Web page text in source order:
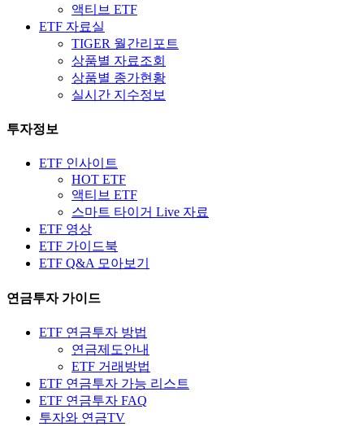
액티브 ETF
ETF 자료실
TIGER 월간리포트
상품별 자료조회
상품별 종가현황
실시간 지수정보
투자정보
ETF 인사이트
HOT ETF
액티브 ETF
스마트 타이거 Live 자료
ETF 영상
ETF 가이드북
ETF Q&A 모아보기
연금투자 가이드
ETF 연금투자 방법
연금제도안내
ETF 거래방법
ETF 연금투자 가능 리스트
ETF 연금투자 FAQ
투자와 연금TV